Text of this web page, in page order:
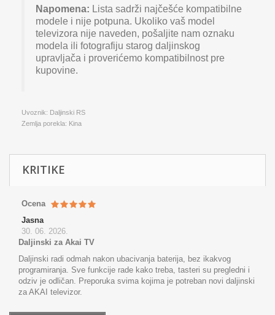
Napomena: Lista sadrži najčešće kompatibilne
modele i nije potpuna. Ukoliko vaš model
televizora nije naveden, pošaljite nam oznaku
modela ili fotografiju starog daljinskog
upravljača i proverićemo kompatibilnost pre
kupovine.
Uvoznik: Daljinski RS
Zemlja porekla: Kina
KRITIKE
Ocena
Jasna
30. 06. 2026.
Daljinski za Akai TV
Daljinski radi odmah nakon ubacivanja baterija, bez ikakvog
programiranja. Sve funkcije rade kako treba, tasteri su pregledni i
odziv je odličan. Preporuka svima kojima je potreban novi daljinski
za AKAI televizor.